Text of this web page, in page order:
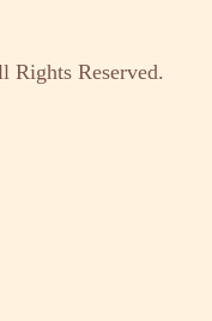
Rights Reserved.